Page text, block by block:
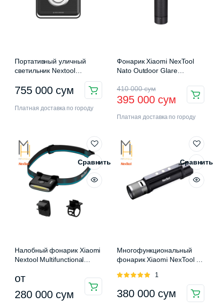
Портативный уличный
светильник Nextool
755 000 сум
Платная доставка по городу
Фонарик Xiaomi NexTool
Nato Outdoor Glare
410 000сум
Первоначальная
цена
составляла
410
000 сум.
395 000 сум
Текущая
цена:
395
000 сум.
Платная доставка по городу
Сравнить
Налобный фонарик Xiaomi
Nextool Multifunctional
от
280 000 сум
Этот
Сравнить
Многофункциональный
фонарик Xiaomi NexTool 6
Оценка
1
380 000 сум